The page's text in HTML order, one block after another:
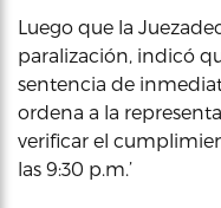
Luego que la
paralización, indicó
sentencia de
ordena a la
verificar el
las 9:30 p.m.’